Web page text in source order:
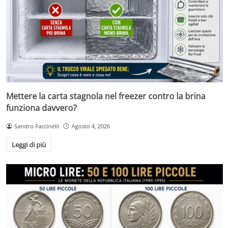
Mettere la carta stagnola nel freezer contro la brina
funziona davvero?
Sandro Faccinelli Agosto 4, 2026
Leggi di più